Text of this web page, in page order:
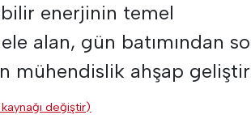
enerjinin temel
alan, gün batımından
mühendislik ahşap
değiştir)